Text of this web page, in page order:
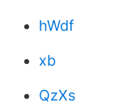
hWdf
xb
QzXs